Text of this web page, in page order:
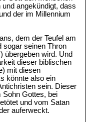
angekündigt, dass
der im Millennium
dem der Teufel am
sogar seinen Thron
übergeben wird. Und
dieser biblischen
mit diesen
könnte also ein
sein. Dieser
Sohn Gottes, bei
und vom Satan
auferweckt.